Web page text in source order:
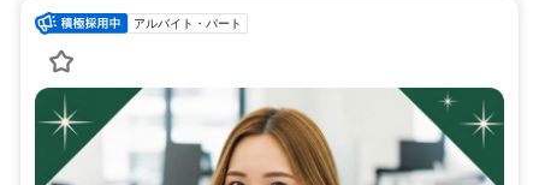
アルバイト・パート